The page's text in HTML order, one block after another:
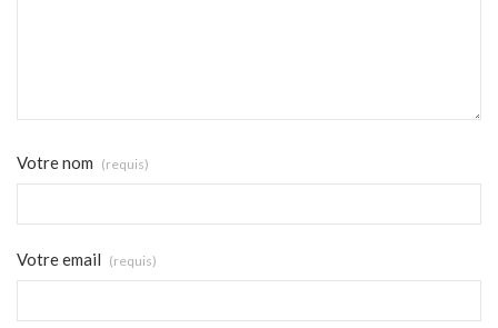
Votre nom (requis)
Votre email (requis)